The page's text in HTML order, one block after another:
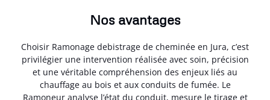
Nos avantages
Choisir Ramonage debistrage de cheminée en Jura, c’est
privilégier une intervention réalisée avec soin, précision
et une véritable compréhension des enjeux liés au
chauffage au bois et aux conduits de fumée. Le
Ramoneur analyse l’état du conduit, mesure le tirage et